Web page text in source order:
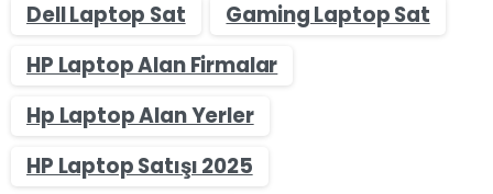
Dell Laptop Sat
Gaming Laptop Sat
HP Laptop Alan Firmalar
Hp Laptop Alan Yerler
HP Laptop Satışı 2025